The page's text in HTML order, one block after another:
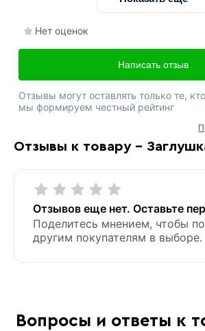
Отзывы к товару -
Отзывов еще нет. Оставьте
Поделитесь мнением, чтобы
другим покупателям в выборе.
Нет оценок
Написать отзыв
Отзывы могут оставлять только те,
мы формируем честный рейтинг
Вопросы и ответы к